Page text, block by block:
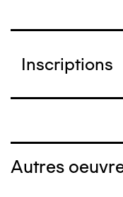
Inscriptions
Autres